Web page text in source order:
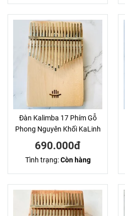
Đàn Kalimba 17 Phím Gỗ
Phong Nguyên Khối KaLinh
690.000đ
Tình trạng:Còn hàng